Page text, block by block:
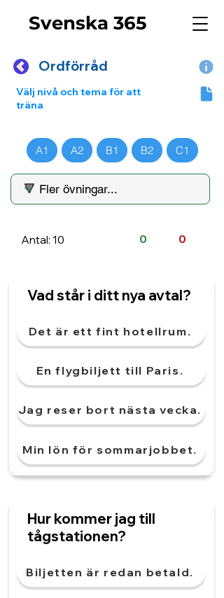
Svenska 365
Ordförråd
Välj nivå och tema för att
träna
A1 A2 B1 B2 C1
Antal: 10 0 0
Vad står i ditt nya avtal?
Det är ett fint hotellrum.
En flygbiljett till Paris.
Jag reser bort nästa vecka.
Min lön för sommarjobbet.
Hur kommer jag till
tågstationen?
Biljetten är redan betald.